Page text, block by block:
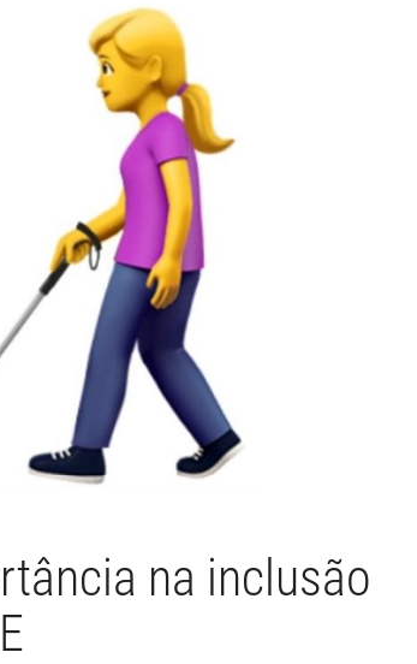
na inclusão